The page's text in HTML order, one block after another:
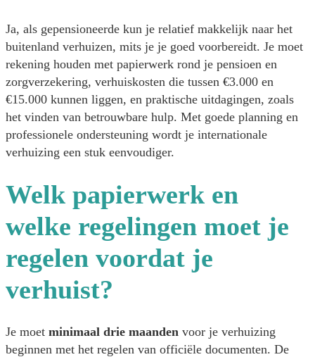
Ja, als gepensioneerde kun je relatief makkelijk naar het
buitenland verhuizen, mits je je goed voorbereidt. Je moet
rekening houden met papierwerk rond je pensioen en
zorgverzekering, verhuiskosten die tussen €3.000 en
€15.000 kunnen liggen, en praktische uitdagingen, zoals
het vinden van betrouwbare hulp. Met goede planning en
professionele ondersteuning wordt je internationale
verhuizing een stuk eenvoudiger.
Welk papierwerk en
welke regelingen moet je
regelen voordat je
verhuist?
Je moet minimaal drie maanden voor je verhuizing
beginnen met het regelen van officiële documenten. De